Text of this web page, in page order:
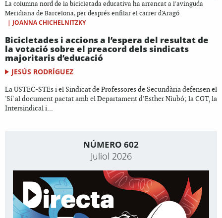
La columna nord de la bicicletada educativa ha arrencat a l'avinguda
Meridiana de Barcelona, per després enfilar el carrer d'Aragó
| JOANNA CHICHELNITZKY
Bicicletades i accions a l’espera del resultat de
la votació sobre el preacord dels sindicats
majoritaris d’educació
JESÚS RODRÍGUEZ
La USTEC-STEs i el Sindicat de Professores de Secundària defensen el
'Sí' al document pactat amb el Departament d’Esther Niubó; la CGT, la
Intersindical i...
NÚMERO 602
Juliol 2026